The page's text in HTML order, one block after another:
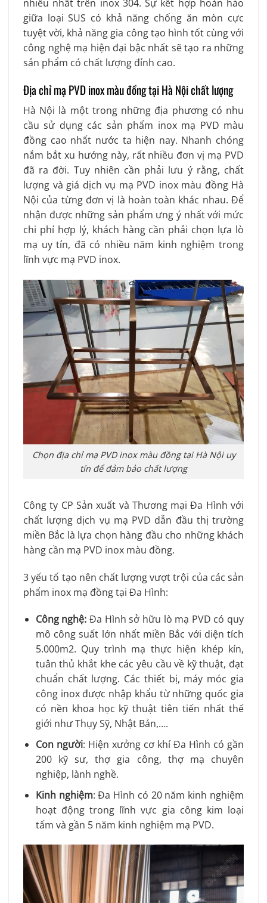
nhiều nhất trên inox 304. Sự kết hợp hoàn hảo
giữa loại SUS có khả năng chống ăn mòn cực
tuyệt vời, khả năng gia công tạo hình tốt cùng với
công nghệ mạ hiện đại bậc nhất sẽ tạo ra những
sản phẩm có chất lượng đỉnh cao.
Địa chỉ mạ PVD inox màu đồng tại Hà Nội chất lượng
Hà Nội là một trong những địa phương có nhu
cầu sử dụng các sản phẩm inox mạ PVD màu
đồng cao nhất nước ta hiện nay. Nhanh chóng
nắm bắt xu hướng này, rất nhiều đơn vị mạ PVD
đã ra đời. Tuy nhiên cần phải lưu ý rằng, chất
lượng và giá dịch vụ mạ PVD inox màu đồng Hà
Nội của từng đơn vị là hoàn toàn khác nhau. Để
nhận được những sản phẩm ưng ý nhất với mức
chi phí hợp lý, khách hàng cần phải chọn lựa lò
mạ uy tín, đã có nhiều năm kinh nghiệm trong
lĩnh vực mạ PVD inox.
Chọn địa chỉ mạ PVD inox màu đồng tại Hà Nội uy
tín để đảm bảo chất lượng
Công ty CP Sản xuất và Thương mại Đa Hình với
chất lượng dịch vụ mạ PVD dẫn đầu thị trường
miền Bắc là lựa chọn hàng đầu cho những khách
hàng cần mạ PVD inox màu đồng.
3 yếu tố tạo nên chất lượng vượt trội của các sản
phẩm inox mạ đồng tại Đa Hình:
Công nghệ: Đa Hình sở hữu lò mạ PVD có quy
mô công suất lớn nhất miền Bắc với diện tích
5.000m2. Quy trình mạ thực hiện khép kín,
tuân thủ khắt khe các yêu cầu về kỹ thuật, đạt
chuẩn chất lượng. Các thiết bị, máy móc gia
công inox được nhập khẩu từ những quốc gia
có nền khoa học kỹ thuật tiên tiến nhất thế
giới như Thụy Sỹ, Nhật Bản,….
Con người: Hiện xưởng cơ khí Đa Hình có gần
200 kỹ sư, thợ gia công, thợ mạ chuyên
nghiệp, lành nghề.
Kinh nghiệm: Đa Hình có 20 năm kinh nghiệm
hoạt động trong lĩnh vực gia công kim loại
tấm và gần 5 năm kinh nghiệm mạ PVD.